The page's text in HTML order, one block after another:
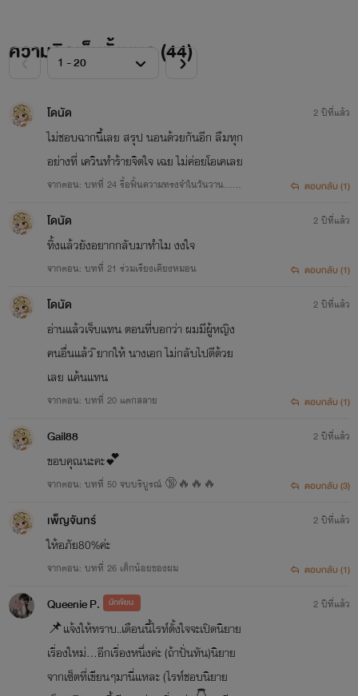
ความคิดเห็นทั้งหมด (44)
โดนัด
ไม่ชอบฉากนี้เลย สรุป นอนด้วยกันอีก ลืมทุก
อย่างที่ เควินทำร้ายจิตใจ เฉย ไม่ค่อยโอเคเลย
จากตอน: บทที่ 24 รื้อฟื้นความทรงจำในวันวาน...
2 ปีที่แล้ว
ตอบกลับ (1)
โดนัด
ทิ้งแล้วยังอยากกลับมาทำไม งงใจ
จากตอน: บทที่ 21 ร่วมเรียงเคียงหมอน
2 ปีที่แล้ว
ตอบกลับ (1)
โดนัด
อ่านแล้วเจ็บแทน ตอนที่บอกว่า ผมมีผู้หญิง
คนอื่นแล้ว ิยากให้ นางเอก ไม่กลับไปดีด้วย
เลย แค้นแทน
จากตอน: บทที่ 20 แตกสลาย
2 ปีที่แล้ว
ตอบกลับ (1)
Gail88
ขอบคุณนะคะ💕
จากตอน: บทที่ 50 จบบริบูรณ์ 🔞🔥🔥🔥
2 ปีที่แล้ว
ตอบกลับ (3)
เพ็ญจันทร์
ให้อภัย80%ค่ะ
จากตอน: บทที่ 26 เด็กน้อยของผม
2 ปีที่แล้ว
ตอบกลับ (1)
Queenie P. นักเขียน
📌แจ้งให้ทราบ..เดือนนี้ไรท์ตั้งใจจะเปิดนิยาย
เรื่องใหม่...อีกเรื่องหนึ่งค่ะ (ถ้าปั่นทัน)นิยาย
จากเซ็ตที่เขียนๆมานี่แหละ (ไรท์ชอบนิยาย
2 ปีที่แล้ว